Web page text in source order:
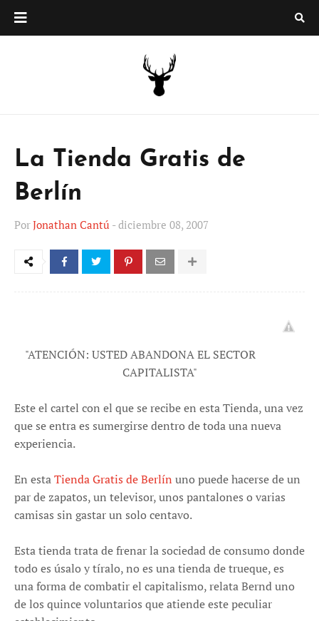
La Tienda Gratis de
Berlín
PorJonathan Cantú -diciembre 08, 2007
"ATENCIÓN: USTED ABANDONA EL SECTOR
CAPITALISTA"
Este el cartel con el que se recibe en esta Tienda, una vez
que se entra es sumergirse dentro de toda una nueva
experiencia.
En estaTienda Gratis de Berlín uno puede hacerse de un
par de zapatos, un televisor, unos pantalones o varias
camisas sin gastar un solo centavo.
Esta tienda trata de frenar la sociedad de consumo donde
todo es úsalo y tíralo, no es una tienda de trueque, es
una forma de combatir el capitalismo, relata Bernd uno
de los quince voluntarios que atiende este peculiar